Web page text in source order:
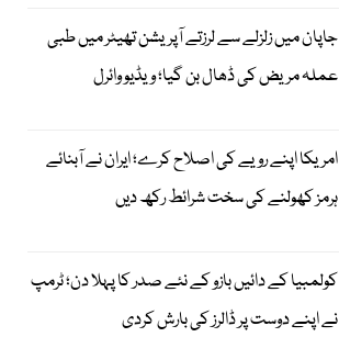
جاپان میں زلزلے سے لرزتے آپریشن تھیٹر میں طبی
عملہ مریض کی ڈھال بن گیا؛ ویڈیو وائرل
امریکا اپنے رویے کی اصلاح کرے؛ ایران نے آبنائے
ہرمز کھولنے کی سخت شرائط رکھ دیں
کولمبیا کے دائیں بازو کے نئے صدر کا پہلا دن؛ ٹرمپ
نے اپنے دوست پر ڈالرز کی بارش کردی